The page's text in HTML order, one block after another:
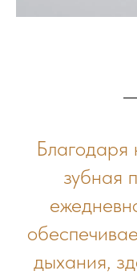
Благодаря
зубная
дыхания,